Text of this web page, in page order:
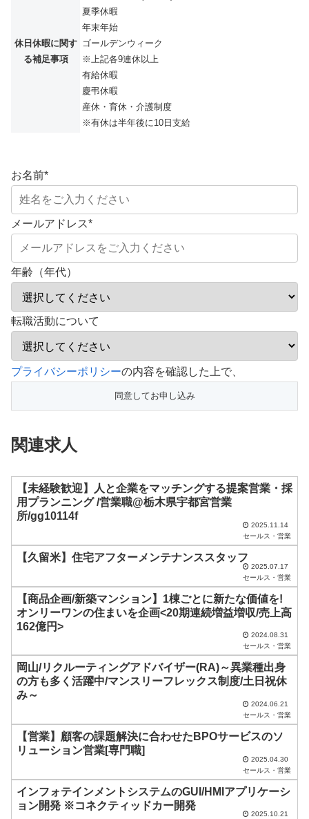
休日休暇に関す
る補足事項
夏季休暇
年末年始
ゴールデンウィーク
※上記各9連休以上
有給休暇
慶弔休暇
産休・育休・介護制度
※有休は半年後に10日支給
お名前*
メールアドレス*
年齢（年代）
転職活動について
こ
フ
ー
は
の
ま
し
く
だ
さ
プライバシーポリシーの内容を確認した上で、
関連求人
【未経験歓迎】人と企業をマッチングする提案営業・採
用プランニング /営業職@栃木県宇都宮営業
所/gg10114f
2025.11.14
セールス・営業
【久留米】住宅アフターメンテナンススタッフ
2025.07.17
セールス・営業
【商品企画/新築マンション】1棟ごとに新たな価値を!
オンリーワンの住まいを企画<20期連続増益増収/売上高
162億円>
2024.08.31
セールス・営業
岡山/リクルーティングアドバイザー(RA)～異業種出身
の方も多く活躍中/マンスリーフレックス制度/土日祝休
み～
2024.06.21
セールス・営業
【営業】顧客の課題解決に合わせたBPOサービスのソ
リューション営業[専門職]
2025.04.30
セールス・営業
インフォテインメントシステムのGUI/HMIアプリケーシ
ョン開発 ※コネクティッドカー開発
2025.10.21